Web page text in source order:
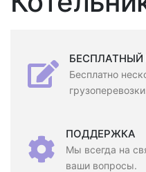
БЕСПЛАТНЫЙ
Бесплатно
ПОДДЕРЖКА
Мы всегда на
ваши вопросы.